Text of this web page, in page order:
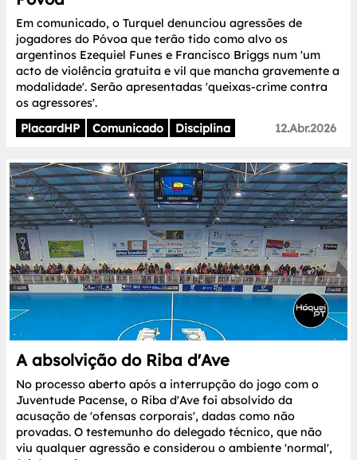
Em comunicado, o Turquel denunciou agressões de
jogadores do Póvoa que terão tido como alvo os
argentinos Ezequiel Funes e Francisco Briggs num 'um
acto de violência gratuita e vil que mancha gravemente a
modalidade'. Serão apresentadas 'queixas-crime contra
os agressores'.
PlacardHP
Comunicado Disciplina 12.Abr.2026
A absolvição do Riba d'Ave
No processo aberto após a interrupção do jogo com o
Juventude Pacense, o Riba d'Ave foi absolvido da
acusação de 'ofensas corporais', dadas como não
provadas. O testemunho do delegado técnico, que não
viu qualquer agressão e considerou o ambiente 'normal',